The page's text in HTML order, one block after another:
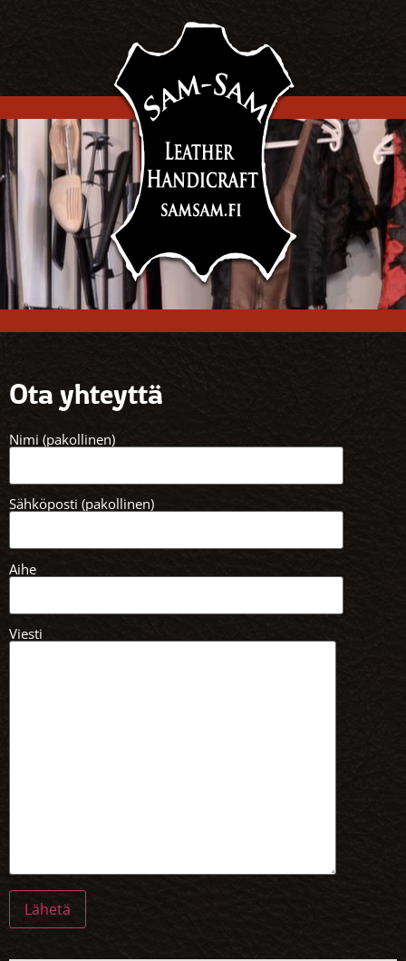
Ota yhteyttä
Nimi (pakollinen)
Sähköposti (pakollinen)
Aihe
Viesti